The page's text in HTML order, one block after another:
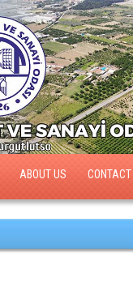
ABOUT US CONTACT